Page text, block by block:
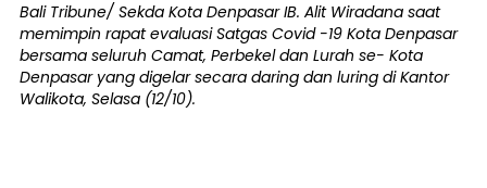
Bali Tribune/ Sekda Kota Denpasar IB. Alit Wiradana saat
memimpin rapat evaluasi Satgas Covid -19 Kota Denpasar
bersama seluruh Camat, Perbekel dan Lurah se- Kota
Denpasar yang digelar secara daring dan luring di Kantor
Walikota, Selasa (12/10).